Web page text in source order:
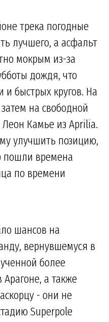
трека погодные
лучшего, а асфальт
мокрым из-за
дождя, что
и быстрых кругов. На
на свободной
Камье из Aprilia.
улучшить позицию,
пошли времена
по времени
шансов на
вернувшемуся в
более
Арагоне, а также
- они не
Superpole